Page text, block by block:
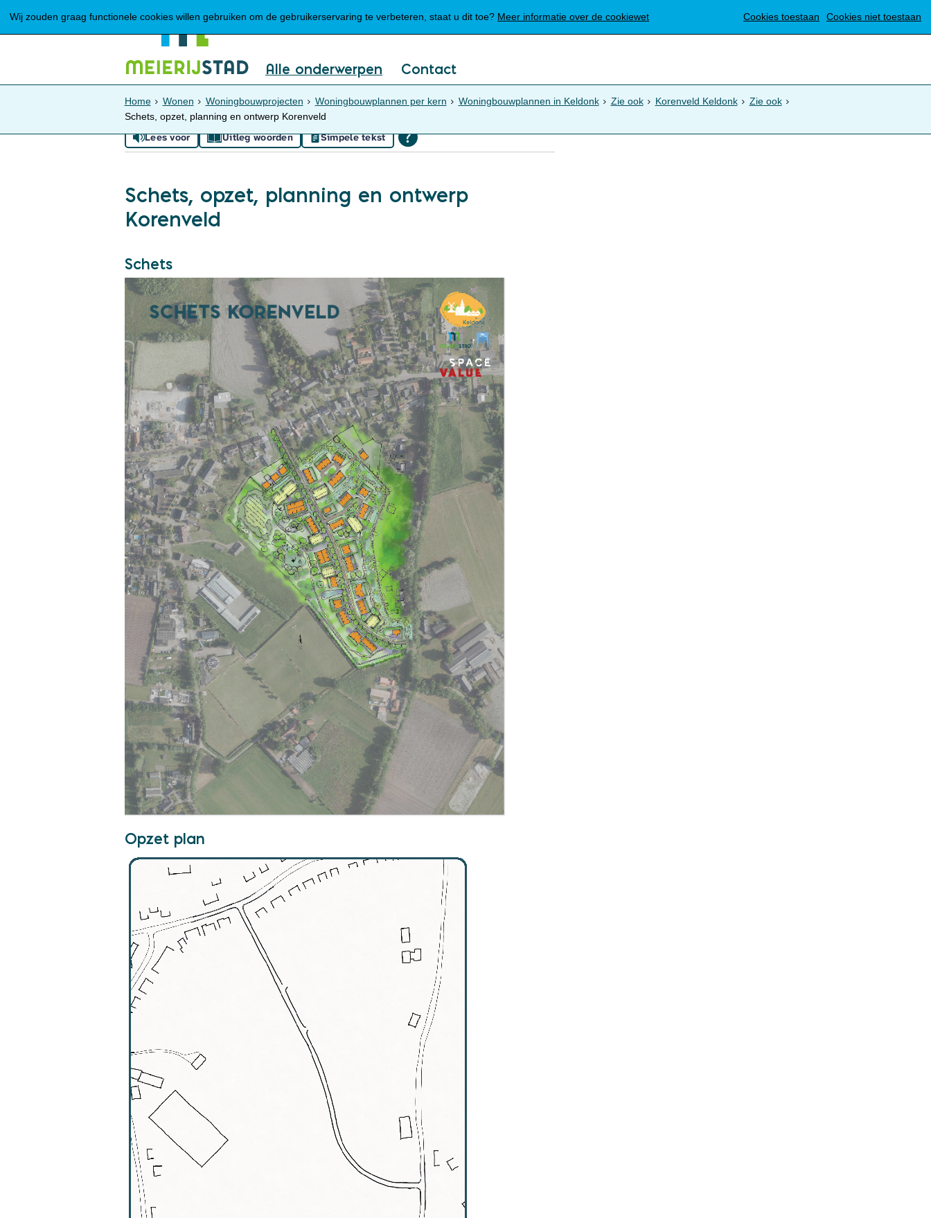
Wij zouden graag functionele cookies willen gebruiken om de gebruikerservaring te verbeteren, staat u dit toe? Meer informatie over de cookiewet Cookies toestaan Cookies niet toestaan
Mijn Meierijstad Translate
Alle onderwerpen Contact
Home Wonen Woningbouwprojecten Woningbouwplannen per kern Woningbouwplannen in Keldonk Zie ook Korenveld Keldonk
Zie ook
Schets, opzet, planning en ontwerp Korenveld
Lees voor Uitleg woorden Simpele tekst
Schets, opzet, planning en ontwerp
Korenveld
Schets
Opzet plan